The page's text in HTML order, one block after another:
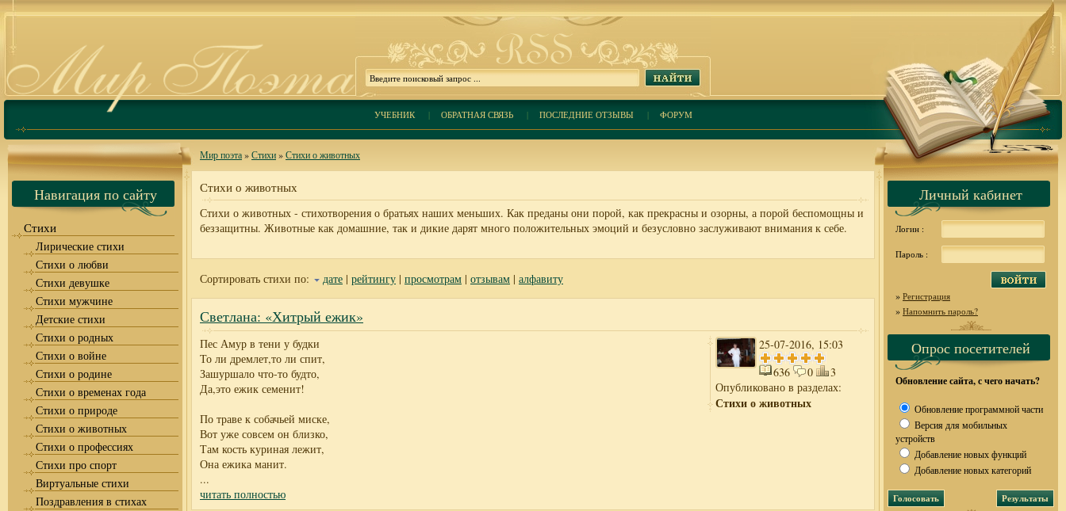
УЧЕБНИК| ОБРАТНАЯ СВЯЗЬ| ПОСЛЕДНИЕ ОТЗЫВЫ | ФОРУМ
Навигация по сайту
Стихи
Лирические стихи
Стихи о любви
Стихи девушке
Стихи мужчине
Детские стихи
Стихи о родных
Стихи о войне
Стихи о родине
Стихи о временах года
Стихи о природе
Стихи о животных
Стихи о профессиях
Стихи про спорт
Виртуальные стихи
Поздравления в стихах
Мир поэта»Стихи»Стихи о животных
Стихи о животных
Стихи о животных - стихотворения о братьях наших меньших. Как преданы они порой, как прекрасны и озорны, а порой беспомощны и
беззащитны. Животные как домашние, так и дикие дарят много положительных эмоций и безусловно заслуживают внимания к себе.
Сортировать стихи по: дате | рейтингу | просмотрам | отзывам | алфавиту
Светлана: «Хитрый ежик»
25-07-2016, 15:03
636
0
3
Опубликовано в разделах:
Стихи о животных
Пес Амур в тени у будки
То ли дремлет,то ли спит,
Зашуршало что-то будто,
Да,это ежик семенит!
По траве к собачьей миске,
Вот уже совсем он близко,
Там кость куриная лежит,
Она ежика манит.
...
читать полностью
Личный кабинет
Логин :
Пароль :
» Регистрация
» Напомнить пароль?
Опрос посетителей
Обновление сайта, с чего начать?
Обновление программной части
Версия для мобильных
устройств
Добавление новых функций
Добавление новых категорий